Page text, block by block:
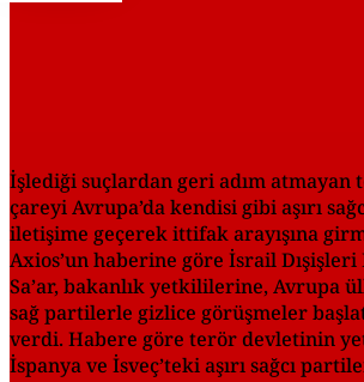
İşlediği suçlardan geri adım atmayan
çareyi Avrupa’da kendisi gibi aşırı
iletişime geçerek ittifak arayışına
Axios’un haberine göre İsrail Dışişleri
Sa’ar, bakanlık yetkililerine, Avrupa
sağ partilerle gizlice görüşmeler
verdi. Habere göre terör devletinin
İspanya ve İsveç’teki aşırı sağcı